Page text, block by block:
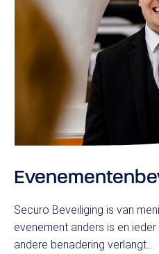
Securo Beveiliging is van
evenement anders is en
andere benadering verlangt....